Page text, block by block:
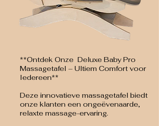
**Ontdek Onze Deluxe Baby Pro
Massagetafel – Ultiem Comfort voor
Iedereen**
Deze innovatieve massagetafel biedt
onze klanten een ongeëvenaarde,
relaxte massage-ervaring.